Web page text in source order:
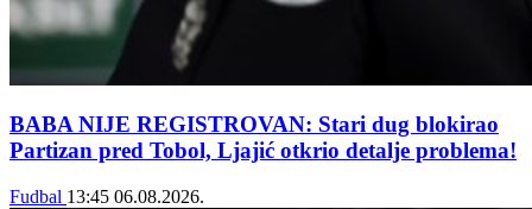
BABA NIJE REGISTROVAN: Stari dug blokirao
Partizan pred Tobol, Ljajić otkrio detalje problema!
Fudbal 13:45 06.08.2026.